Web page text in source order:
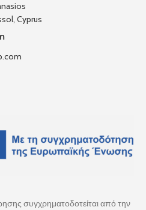
Cyprus
συγχρηματοδοτείται από την